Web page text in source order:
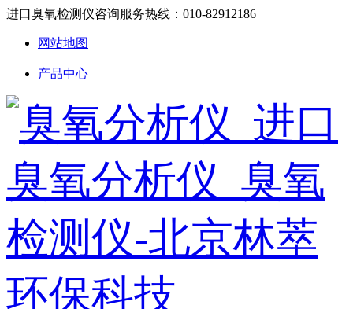
进口臭氧检测仪咨询服务热线：010-82912186
网站地图
|
产品中心